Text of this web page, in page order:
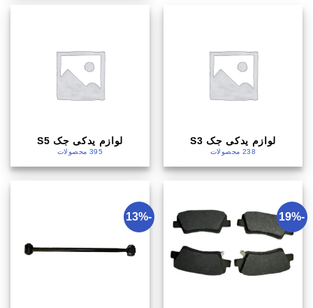
لوازم یدکی جک S3
238 محصولات
لوازم یدکی جک S5
395 محصولات
-19%
-13%